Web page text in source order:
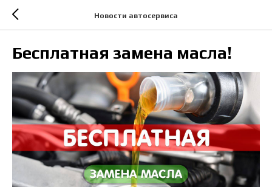
Новости автосервиса
Бесплатная замена масла!